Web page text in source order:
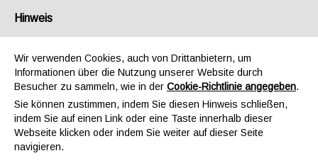
Hinweis
Wir verwenden Cookies, auch von Drittanbietern, um
Informationen über die Nutzung unserer Website durch
Besucher zu sammeln, wie in der Cookie-Richtlinie angegeben.
Sie können zustimmen, indem Sie diesen Hinweis schließen,
indem Sie auf einen Link oder eine Taste innerhalb dieser
Webseite klicken oder indem Sie weiter auf dieser Seite
navigieren.